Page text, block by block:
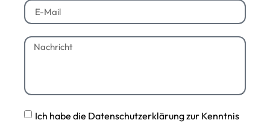
Ich habe die Datenschutzerklärung zur Kenntnis